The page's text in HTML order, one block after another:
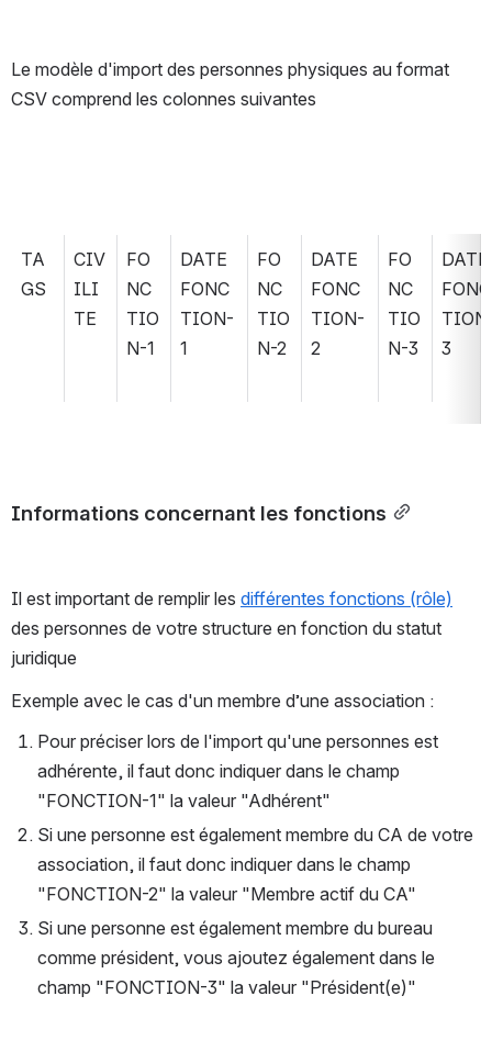
Le modèle d'import des personnes physiques au format
CSV comprend les colonnes suivantes
TA
GS
CIV
ILI
TE
FO
NC
TIO
N-1
DATE
FONC
TION-
1
FO
NC
TIO
N-2
DATE
FONC
TION-
2
FO
NC
TIO
N-3
DATE
FONC
3
Informations concernant les fonctions
Il est important de remplir les différentes fonctions (rôle)
des personnes de votre structure en fonction du statut
juridique
Exemple avec le cas d'un membre d’une association :
Pour préciser lors de l'import qu'une personnes est
adhérente, il faut donc indiquer dans le champ
"FONCTION-1" la valeur "Adhérent"
Si une personne est également membre du CA de votre
association, il faut donc indiquer dans le champ
"FONCTION-2" la valeur "Membre actif du CA"
Si une personne est également membre du bureau
comme président, vous ajoutez également dans le
champ "FONCTION-3" la valeur "Président(e)"